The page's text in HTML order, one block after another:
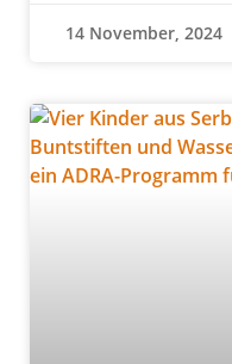
14 November, 2024